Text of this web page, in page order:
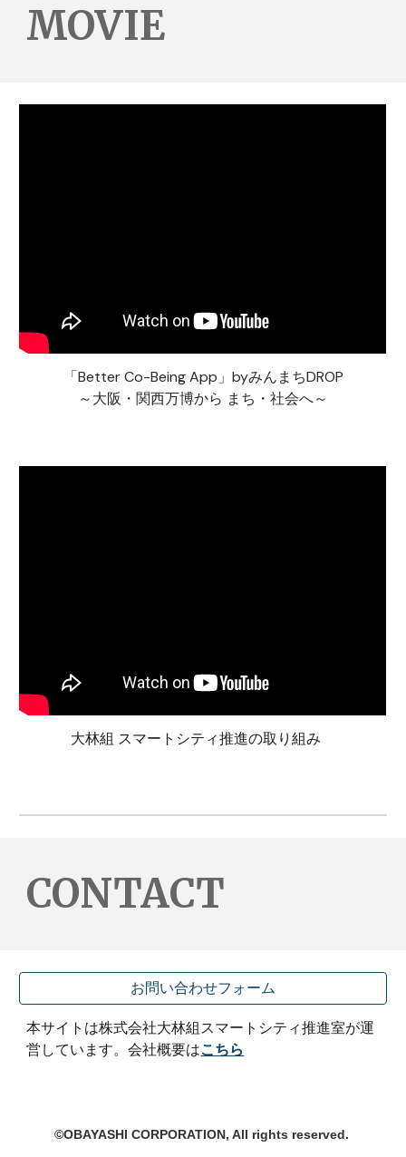
MOVIE
「Better Co-Being App」byみんまちDROP
～大阪・関西万博から まち・社会へ～
大林組 スマートシティ推進の取り組み
CONTACT
お問い合わせフォーム
本サイトは株式会社大林組スマートシティ推進室が運
営しています。会社概要はこちら
©OBAYASHI CORPORATION, All rights reserved.